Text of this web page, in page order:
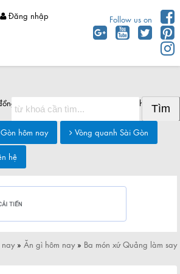
Đăng nhập Follow us on
Sài Gòn chia sẻ thông tin Sài Gòn hôm nay
hôm nay
Vòng quanh Sài Gòn
hệ
» Ăn gì hôm nay» Ba món xứ Quảng làm say